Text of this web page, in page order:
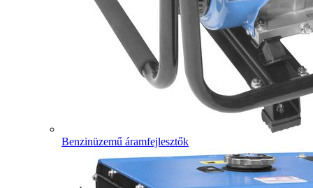
Benzinüzemű áramfejlesztők